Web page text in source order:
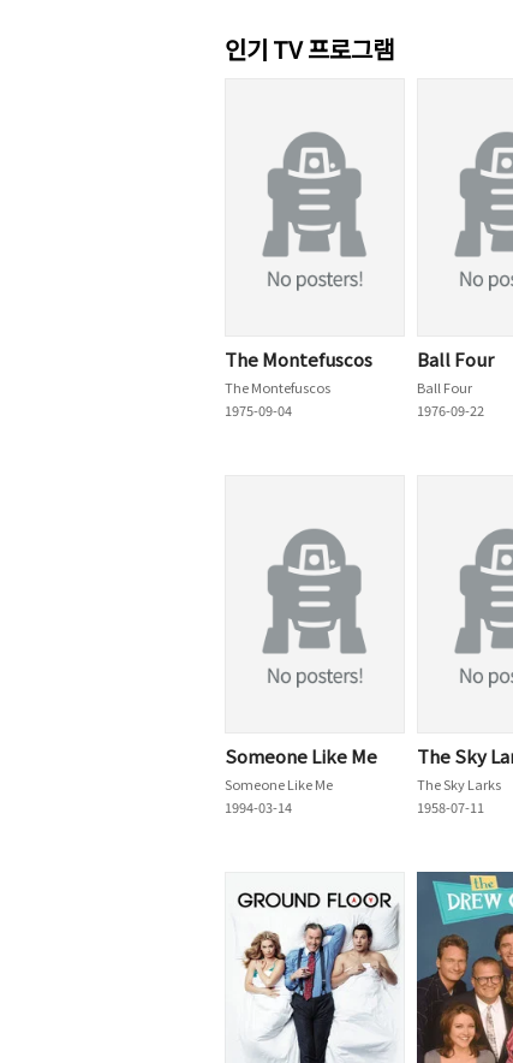
인기 TV 프로그램
The Montefuscos
The Montefuscos
1975-09-04
Ball Four
Ball Four
1976-09-22
Someone Like Me
Someone Like Me
1994-03-14
The Sky
The Sky Larks
1958-07-11